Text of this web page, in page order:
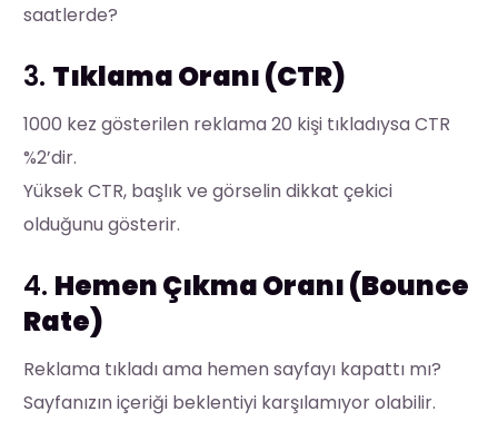
saatlerde?
3. Tıklama Oranı (CTR)
1000 kez gösterilen reklama 20 kişi tıkladıysa CTR
%2’dir.
Yüksek CTR, başlık ve görselin dikkat çekici
olduğunu gösterir.
4. Hemen Çıkma Oranı (Bounce
Rate)
Reklama tıkladı ama hemen sayfayı kapattı mı?
Sayfanızın içeriği beklentiyi karşılamıyor olabilir.